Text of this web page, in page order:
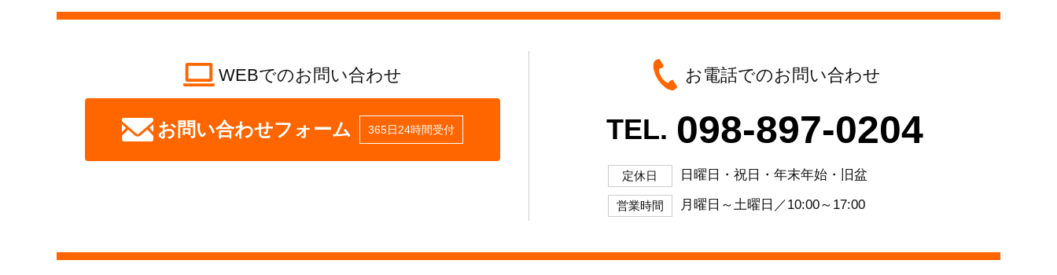
WEBでのお問い合わせ
お問い合わせフォーム 365日24時間受付
お電話でのお問い合わせ
TEL. 098-897-0204
定休日 日曜日・祝日・年末年始・旧盆
営業時間 月曜日～土曜日／10:00～17:00